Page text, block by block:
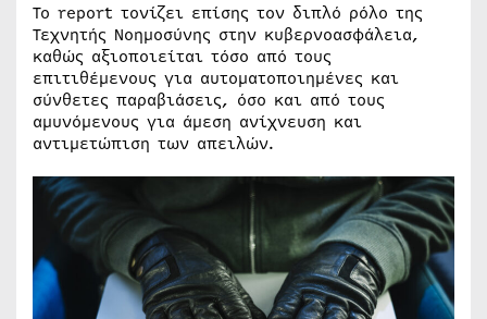
Το report τονίζει επίσης τον διπλό ρόλο της
Τεχνητής Νοημοσύνης στην κυβερνοασφάλεια,
καθώς αξιοποιείται τόσο από τους
επιτιθέμενους για αυτοματοποιημένες και
σύνθετες παραβιάσεις, όσο και από τους
αμυνόμενους για άμεση ανίχνευση και
αντιμετώπιση των απειλών.